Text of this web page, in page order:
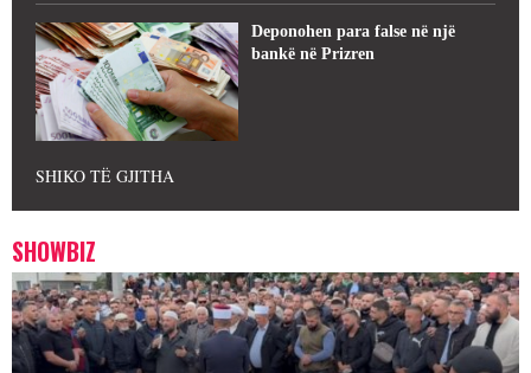
Deponohen para false në një
bankë në Prizren
SHIKO TË GJITHA
SHOWBIZ